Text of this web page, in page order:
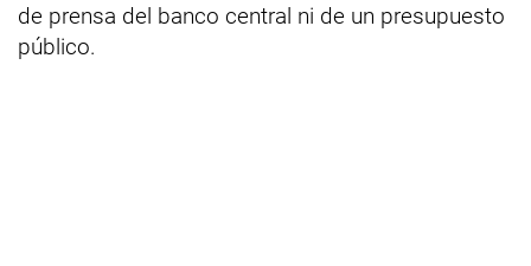
de prensa del banco central ni de un presupuesto
público.